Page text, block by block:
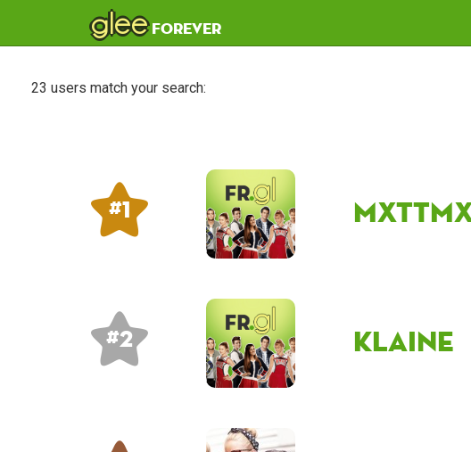
gleeforever
23 users match your search:
# 1
# 2 klaine